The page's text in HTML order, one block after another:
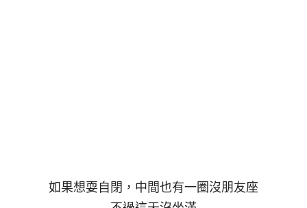
如果想耍自閉，中間也有一圈沒朋友座